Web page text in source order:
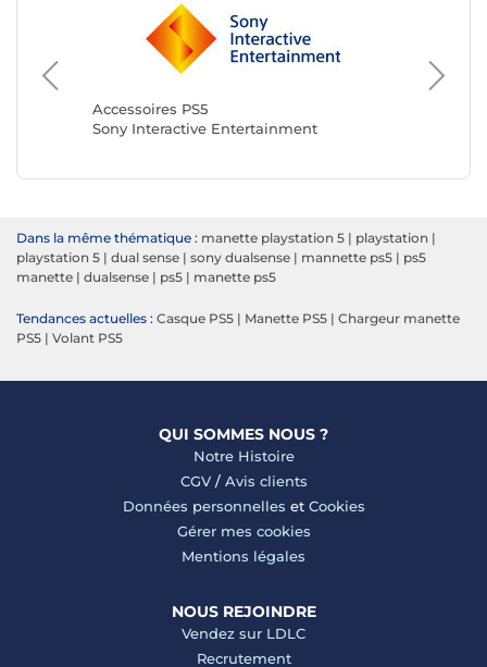
Accessoires PS5
Sony Interactive Entertainment
Razer
Dans la même thématique : manette playstation 5 | playstation |
playstation 5 | dual sense | sony dualsense | mannette ps5 | ps5
manette | dualsense | ps5 | manette ps5
Tendances actuelles : Casque PS5 | Manette PS5 | Chargeur manette
PS5 | Volant PS5
QUI SOMMES NOUS ?
Notre Histoire
CGV/ Avis clients
Données personnelles et Cookies
Gérer mes cookies
Mentions légales
NOUS REJOINDRE
Vendez sur LDLC
Recrutement